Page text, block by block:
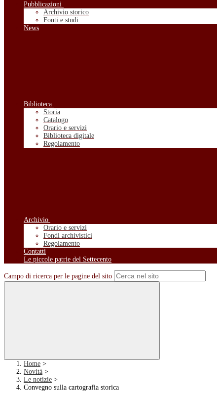
Pubblicazioni
Archivio storico
Fonti e studi
News
Biblioteca
Storia
Catalogo
Orario e servizi
Biblioteca digitale
Regolamento
Archivio
Orario e servizi
Fondi archivistici
Regolamento
Contatti
Le piccole patrie del Settecento
Campo di ricerca per le pagine del sito
Home >
Novità >
Le notizie >
Convegno sulla cartografia storica